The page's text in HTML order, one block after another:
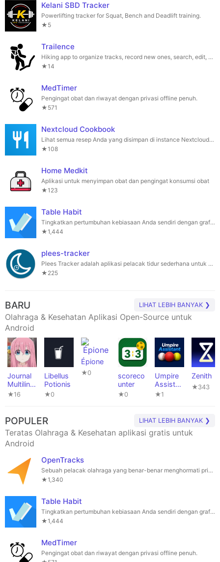
Kelani SBD Tracker
Powerlifting tracker for Squat, Bench and Deadlift training.
★5
Trailence
Hiking app to organize tracks, record new ones, search, edit, and much more...
★14
MedTimer
Pengingat obat dan riwayat dengan privasi offline penuh.
★571
Nextcloud Cookbook
Lihat semua resep Anda yang disimpan di instance Nextcloud Anda.
★108
Home Medkit
Aplikasi untuk menyimpan obat dan pengingat konsumsi obat
★123
Table Habit
Tingkatkan pertumbuhan kebiasaan Anda sendiri dengan grafik.
★1,444
plees-tracker
Plees Tracker adalah aplikasi pelacak tidur sederhana untuk ponsel Android Anda.
★225
BARU LIHAT LEBIH BANYAK ❯
Olahraga & Kesehatan Aplikasi Open-Source untuk
Android
Journal
Multiling
ual
★16
Libellus
Potionis
★0
Épione
★0
scoreco
unter
★0
Umpire
Assistan
t★1
Zenith
★343
POPULER LIHAT LEBIH BANYAK ❯
Teratas Olahraga & Kesehatan aplikasi gratis untuk
Android
OpenTracks
Sebuah pelacak olahraga yang benar-benar menghormati privasi Anda.
★1,340
Table Habit
Tingkatkan pertumbuhan kebiasaan Anda sendiri dengan grafik.
★1,444
MedTimer
Pengingat obat dan riwayat dengan privasi offline penuh.